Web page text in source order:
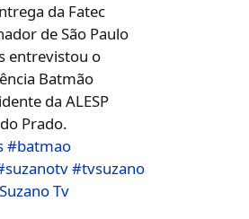
da Fatec
de São Paulo
entrevistou o
Batmão
da ALESP
Prado.
#batmao
#tvsuzano
Tv